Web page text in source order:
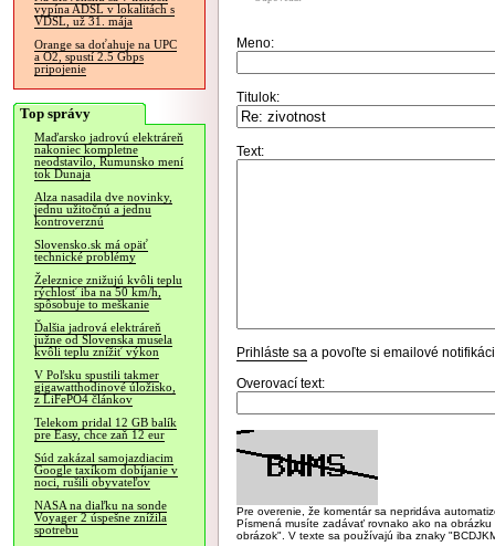
vypína ADSL v lokalitách s
VDSL, už 31. mája
Orange sa doťahuje na UPC
a O2, spustí 2.5 Gbps
pripojenie
Top správy
Maďarsko jadrovú elektráreň
nakoniec kompletne
neodstavilo, Rumunsko mení
tok Dunaja
Alza nasadila dve novinky,
jednu užitočnú a jednu
kontroverznú
Slovensko.sk má opäť
technické problémy
Železnice znižujú kvôli teplu
rýchlosť iba na 50 km/h,
spôsobuje to meškanie
Ďalšia jadrová elektráreň
južne od Slovenska musela
kvôli teplu znížiť výkon
V Poľsku spustili takmer
gigawatthodinové úložisko,
z LiFePO4 článkov
Telekom pridal 12 GB balík
pre Easy, chce zaň 12 eur
Súd zakázal samojazdiacim
Google taxíkom dobíjanie v
noci, rušili obyvateľov
NASA na diaľku na sonde
Voyager 2 úspešne znížila
spotrebu
Meno:
Titulok:
Text:
Prihláste sa a povoľte si emailové
Overovací text:
Pre overenie, že komentár sa nepridáva
Písmená musíte zadávať rovnako ako na
obrázok". V texte sa používajú iba znaky